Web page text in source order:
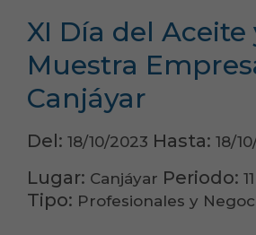
XI Día del Aceite
Muestra
Canjáyar
Del: 18/10/2023 Hasta: 18/
Lugar: Canjáyar Periodo:
Tipo: Profesionales y